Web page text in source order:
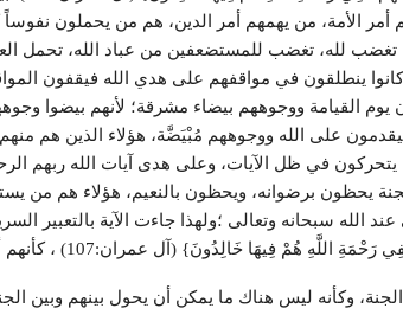
أمر الأمة، من يهمهم أمر الدين، هم من يحملون نفوساً
تغضب لله، تغضب للمستضعفين من عباد الله، تحمل
ينطلقون في مواقفهم على هدي الله فيقفون
يوم القيامة ووجوههم بيضاء مشرقة؛ لأنهم بيضوا
على الله ووجوههم مُبْيَضَّة، هؤلاء الذين هم
يتحركون في ظل الآيات، وعلى هدى آيات الله ربهم
يحظون برضوانه، ويحظون بالنعيم، هؤلاء هم من
الله سبحانه وتعالى ؛ولهذا جاءت الآية بالتعبير
هُمْ فِيهَا خَالِدُونَ} (آل عمران:107) ، كأنهم أصبحوا في
الجنة، وكأنه ليس هناك ما يمكن أن يحول بينهم وبين